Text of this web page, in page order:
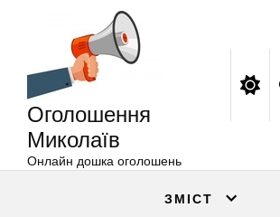
Оголошення
Миколаїв
Онлайн дошка оголошень
ЗМІСТ